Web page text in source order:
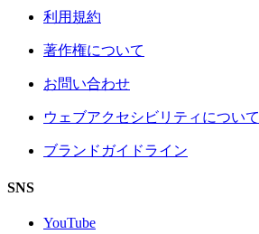
利用規約
著作権について
お問い合わせ
ウェブアクセシビリティについて
ブランドガイドライン
SNS
YouTube